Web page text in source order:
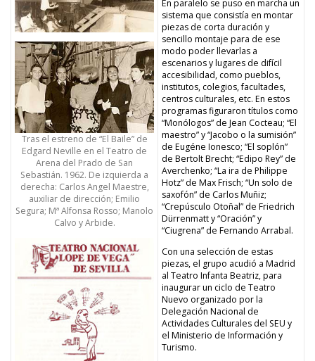
Tras el estreno de “El Baile” de
Edgard Neville en el Teatro de
Arena del Prado de San
Sebastián. 1962. De izquierda a
derecha: Carlos Angel Maestre,
auxiliar de dirección; Emilio
Segura; Mª Alfonsa Rosso; Manolo
Calvo y Arbide.
En paralelo se puso en marcha un
sistema que consistía en montar
piezas de corta duración y
sencillo montaje para de ese
modo poder llevarlas a
escenarios y lugares de difícil
accesibilidad, como pueblos,
institutos, colegios, facultades,
centros culturales, etc. En estos
programas figuraron títulos como
“Monólogos” de Jean Cocteau; “El
maestro” y “Jacobo o la sumisión”
de Eugéne Ionesco; “El soplón”
de Bertolt Brecht; “Edipo Rey” de
Averchenko; “La ira de Philippe
Hotz” de Max Frisch; “Un solo de
saxofón” de Carlos Muñiz;
“Crepúsculo Otoñal” de Friedrich
Dürrenmatt y “Oración” y
“Ciugrena” de Fernando Arrabal.
Con una selección de estas
piezas, el grupo acudió a Madrid
al Teatro Infanta Beatriz, para
inaugurar un ciclo de Teatro
Nuevo organizado por la
Delegación Nacional de
Actividades Culturales del SEU y
el Ministerio de Información y
Turismo.